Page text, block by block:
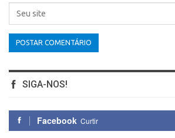
SIGA-NOS!
Facebook Curtir